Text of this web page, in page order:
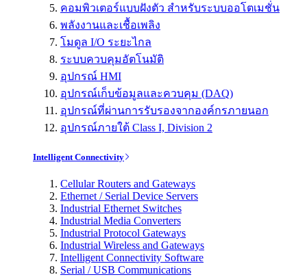
คอมพิวเตอร์แบบฝังตัว สำหรับระบบออโตเมชั่น
พลังงานและเชื้อเพลิง
โมดูล I/O ระยะไกล
ระบบควบคุมอัตโนมัติ
อุปกรณ์ HMI
อุปกรณ์เก็บข้อมูลและควบคุม (DAQ)
อุปกรณ์ที่ผ่านการรับรองจากองค์กรภายนอก
อุปกรณ์ภายใต้ Class I, Division 2
Intelligent Connectivity
Cellular Routers and Gateways
Ethernet / Serial Device Servers
Industrial Ethernet Switches
Industrial Media Converters
Industrial Protocol Gateways
Industrial Wireless and Gateways
Intelligent Connectivity Software
Serial / USB Communications